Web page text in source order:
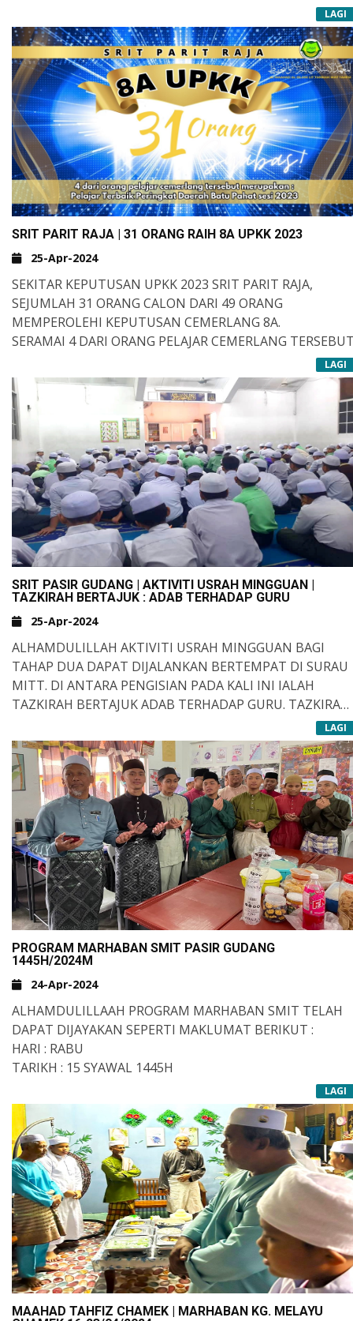
TEMPAT : KELAS TAHFIZ BANIN
PIMPINAN : USTAZ HAIRUL ANUAR BIN AIAIT
AGENDA PROGRAM :
🔸 ZIKIR ISTIGHOSAH
🔸 BACAAN YASSIN
🔸 TAZKIRAH OLEH
LAGI
SRIT PARIT RAJA | 31 ORANG RAIH 8A UPKK 2023
25-Apr-2024
SEKITAR KEPUTUSAN UPKK 2023 SRIT PARIT RAJA,
SEJUMLAH 31 ORANG CALON DARI 49 ORANG
MEMPEROLEHI KEPUTUSAN CEMERLANG 8A.
SERAMAI 4 DARI ORANG PELAJAR CEMERLANG
MERUPAKAN PELAJAR TERBAIK PERINGKAT DAERAH
BATU PAHAT SESI 2023.
SEKALUNG PENGHARGAAN, SYABAS DAN TAHNIAH
KEPADA MEREKA YANG BERJAYA, JUGA KEPADA PARA
ASSATIZAH JUGA IBU BAPA DAN PENJAGA YANG TELAH
BERTUNGKUS LUMUS DALAM MEMPERSIAPKAN ANAK-
ANAK UNTUK MENDUDUKI PEPERIKSAAN INI. SEMOGA
KITA DIBERKATI ALLAH.
SIIRU ALA BAROKATILLAH.
LAGI
SRIT PASIR GUDANG | AKTIVITI USRAH MINGGUAN |
TAZKIRAH BERTAJUK : ADAB TERHADAP GURU
25-Apr-2024
ALHAMDULILLAH AKTIVITI USRAH MINGGUAN BAGI
TAHAP DUA DAPAT DIJALANKAN BERTEMPAT DI SURAU
MITT. DI ANTARA PENGISIAN PADA KALI INI IALAH
TAZKIRAH BERTAJUK ADAB TERHADAP GURU. TAZKIRAH
MENDAPAT PERHATIAN MURID-MURID YANG TURUT
SERTA DENGAN ISI PENYAMPAIAN YANG SANGAT
MENARIK. KESEMUA MURID MENGUTIP INTISARI
TAZKIRAH KE DALAM BUKU REKOD USRAH MASING-
MASING SEBAGAI INGATAN DAN PANDUAN DI MASA
MENDATANG. SEMOGA KITA BEROLEH BAROKAH DAN
RAHMAT DARI ALLAH SWT.
LAGI
PROGRAM MARHABAN SMIT PASIR GUDANG
1445H/2024M
24-Apr-2024
ALHAMDULILLAAH PROGRAM MARHABAN SMIT TELAH
DAPAT DIJAYAKAN SEPERTI MAKLUMAT BERIKUT :
HARI : RABU
TARIKH : 15 SYAWAL 1445H
TEMPAT : DI KELAS MASING-MASING
PARA ASSATIZAH DAN PELAJAR SMIT MENGENAKAN
BAJU RAYA MASING-MASING MENAMBAHKAN LAGI
KEMERIAHAN PROGRAM UKHUWAH INI. KONSEP JUADAH
YANG BERKONSEPKAN 'POT LUCK' BEGITU MEMBUKA
SELERA DAN MENYEMARAKKAN LAGI SEMANGAT
UKHUWAH SEMPENA SYAWAL KALI INI.
LAGI
MAAHAD TAHFIZ CHAMEK | MARHABAN KG. MELAYU